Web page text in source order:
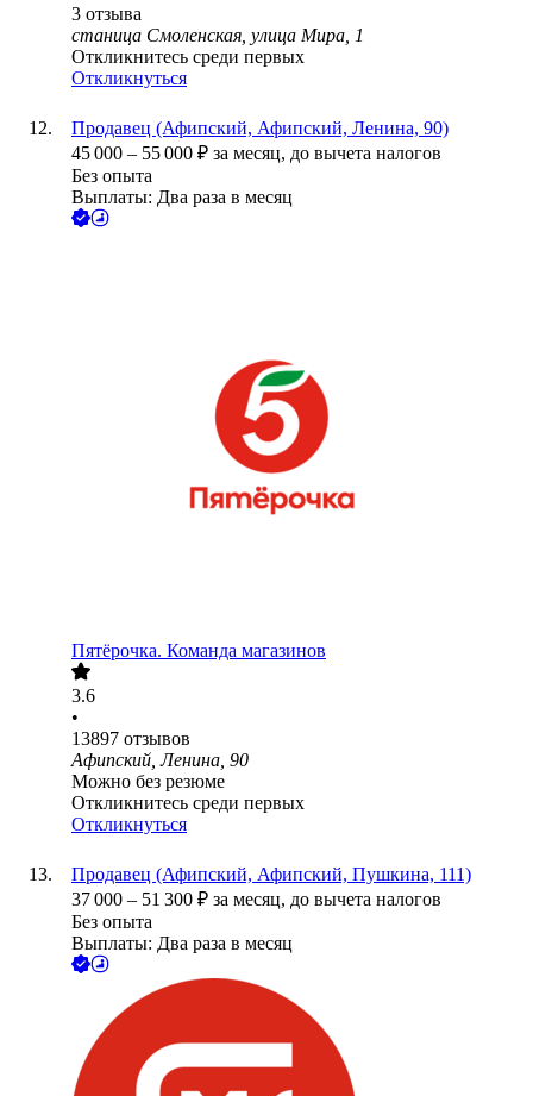
3 отзыва
станица Смоленская, улица Мира, 1
Откликнитесь среди первых
Откликнуться
Продавец (Афипский, Афипский, Ленина, 90)
45 000 – 55 000 ₽ за месяц, до вычета налогов
Без опыта
Выплаты: Два раза в месяц
Пятёрочка. Команда магазинов
3.6
•
13897 отзывов
Афипский, Ленина, 90
Можно без резюме
Откликнитесь среди первых
Откликнуться
Продавец (Афипский, Афипский, Пушкина, 111)
37 000 – 51 300 ₽ за месяц, до вычета налогов
Без опыта
Выплаты: Два раза в месяц